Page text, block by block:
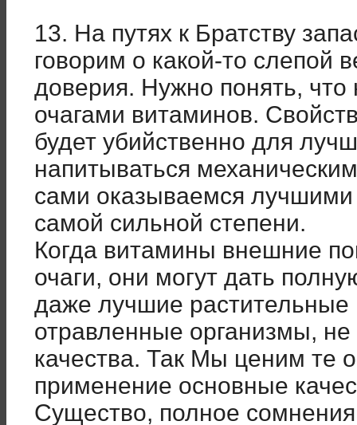
13. На путях к Братству
говорим о какой-то слепой
доверия. Нужно понять,
очагами витаминов.
будет убийственно для
напитываться
сами оказываемся
самой сильной степени.
Когда витамины внешние
очаги, они могут дать
даже лучшие
отравленные организмы,
качества. Так Мы ценим те
применение основные
Существо, полное